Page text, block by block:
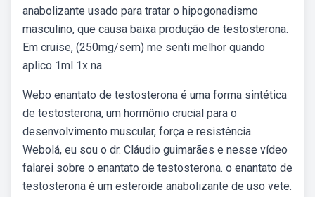
anabolizante usado para tratar o hipogonadismo
masculino, que causa baixa produção de testosterona.
Em cruise, (250mg/sem) me senti melhor quando
aplico 1ml 1x na.
Webo enantato de testosterona é uma forma sintética
de testosterona, um hormônio crucial para o
desenvolvimento muscular, força e resistência.
Webolá, eu sou o dr. Cláudio guimarães e nesse vídeo
falarei sobre o enantato de testosterona. o enantato de
testosterona é um esteroide anabolizante de uso vete.